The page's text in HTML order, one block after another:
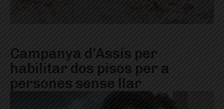
Campanya d’Assís per
habilitar dos pisos per a
persones sense llar